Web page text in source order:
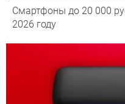
Смартфоны до 20 000
2026 году